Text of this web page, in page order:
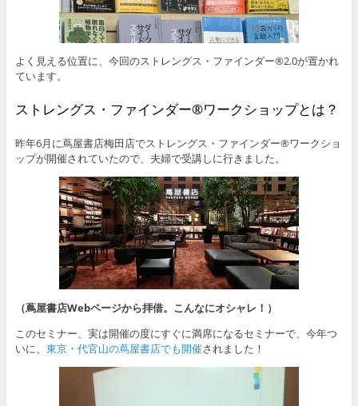
よく見える位置に、今回のストレングス・ファインダー®2.0が置かれ
ています。
ストレングス・ファインダー®ワークショップとは？
昨年6月に蔦屋書店梅田店でストレングス・ファインダー®ワークショ
ップが開催されていたので、夫婦で受講しに行きました。
（蔦屋書店Webページから拝借。こんなにオシャレ！）
このセミナー、実は開催の度にすぐに満席になるセミナーで、今年つ
いに、 東京・代官山の蔦屋書店でも開催されました！